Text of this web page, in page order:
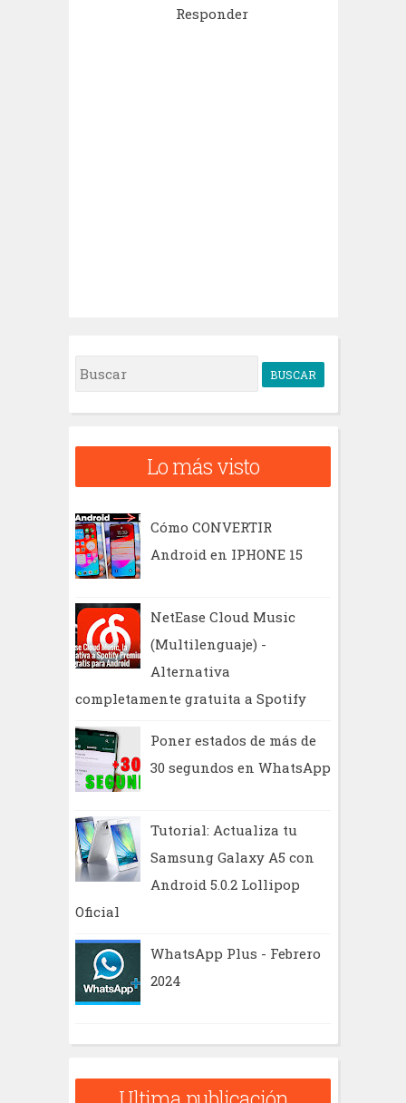
Responder
B
u
c
Lo más visto
Cómo CONVERTIR
Android en IPHONE 15
NetEase Cloud Music
(Multilenguaje) -
Alternativa
completamente gratuita a Spotify
Poner estados de más de
30 segundos en WhatsApp
Tutorial: Actualiza tu
Samsung Galaxy A5 con
Android 5.0.2 Lollipop
Oficial
WhatsApp Plus - Febrero
2024